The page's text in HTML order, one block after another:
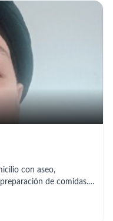
con aseo,
de comidas.
que necesites